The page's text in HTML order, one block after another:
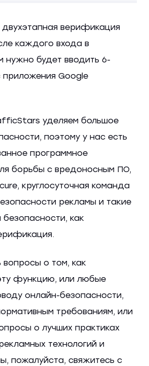
двухэтапная верификация
каждого входа в
нужно будет вводить 6-
приложения Google
уделяем большое
поэтому у нас есть
программное
борьбы с вредоносным ПО,
круглосуточная команда
рекламы и такие
как
вопросы о том, как
функцию, или любые
онлайн-безопасности,
требованиям, или
о лучших практиках
технологий и
пожалуйста, свяжитесь с